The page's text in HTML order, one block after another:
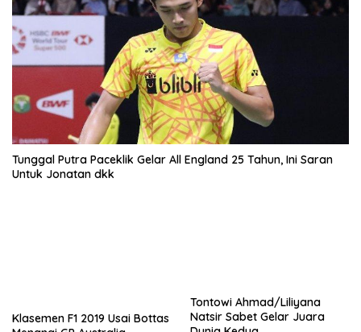
Tunggal Putra Paceklik Gelar All England 25 Tahun, Ini Saran
Untuk Jonatan dkk
Klasemen F1 2019 Usai Bottas
Tontowi Ahmad/Liliyana
Natsir Sabet Gelar Juara